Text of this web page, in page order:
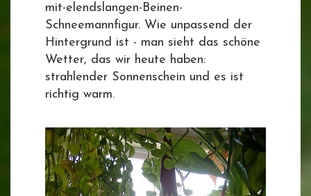
mit-elendslangen-Beinen-
Schneemannfigur. Wie unpassend der
Hintergrund ist - man sieht das schöne
Wetter, das wir heute haben:
strahlender Sonnenschein und es ist
richtig warm.